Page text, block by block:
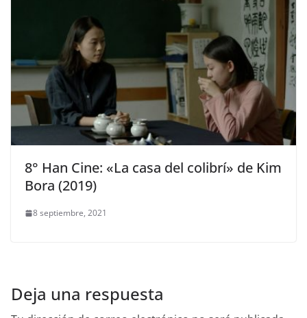
8° Han Cine: «La casa del colibrí» de Kim
Bora (2019)
8 septiembre, 2021
Deja una respuesta